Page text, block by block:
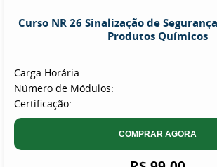
Curso NR 26 Sinalização de
Produtos Químicos
Carga Horária:
Número de Módulos:
Certificação:
COMPRAR AGORA